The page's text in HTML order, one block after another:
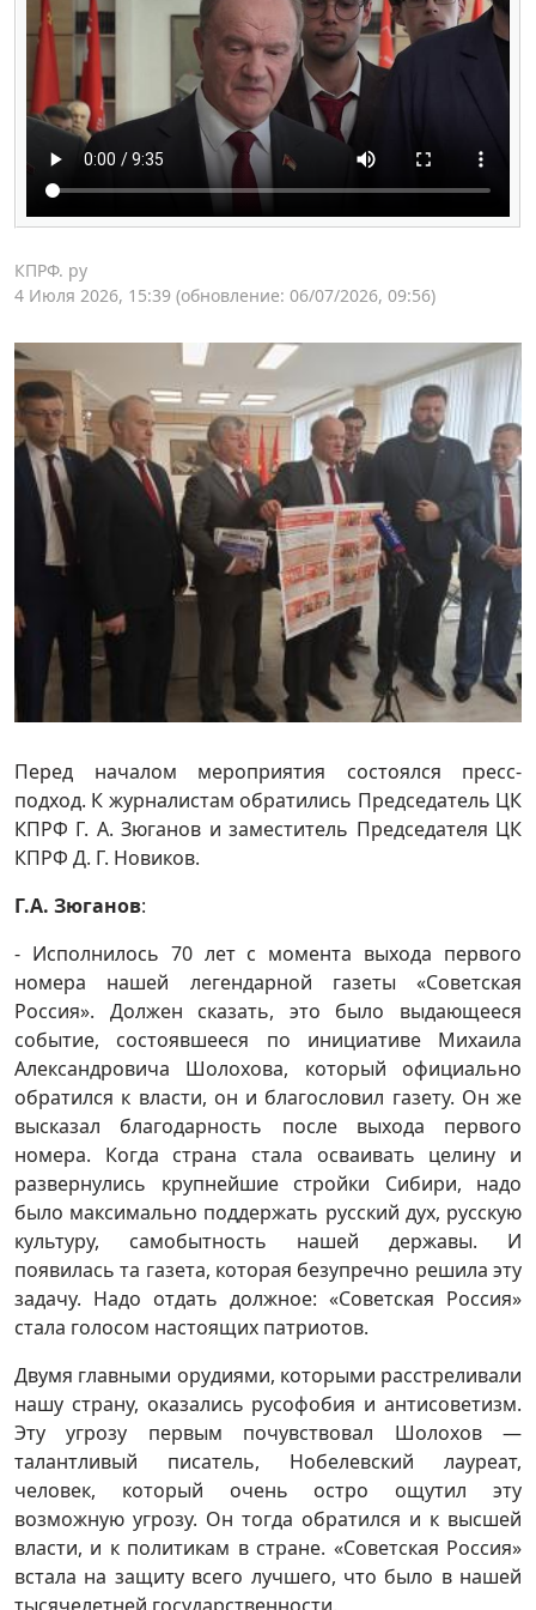
КПРФ. ру
4 Июля 2026, 15:39 (обновление: 06/07/2026, 09:56)
Перед началом мероприятия состоялся пресс-
подход. К журналистам обратились Председатель ЦК
КПРФ Г. А. Зюганов и заместитель Председателя ЦК
КПРФ Д. Г. Новиков.
Г.А. Зюганов:
- Исполнилось 70 лет с момента выхода первого
номера нашей легендарной газеты «Советская
Россия». Должен сказать, это было выдающееся
событие, состоявшееся по инициативе Михаила
Александровича Шолохова, который официально
обратился к власти, он и благословил газету. Он же
высказал благодарность после выхода первого
номера. Когда страна стала осваивать целину и
развернулись крупнейшие стройки Сибири, надо
было максимально поддержать русский дух, русскую
культуру, самобытность нашей державы. И
появилась та газета, которая безупречно решила эту
задачу. Надо отдать должное: «Советская Россия»
стала голосом настоящих патриотов.
Двумя главными орудиями, которыми расстреливали
нашу страну, оказались русофобия и антисоветизм.
Эту угрозу первым почувствовал Шолохов —
талантливый писатель, Нобелевский лауреат,
человек, который очень остро ощутил эту
возможную угрозу. Он тогда обратился и к высшей
власти, и к политикам в стране. «Советская Россия»
встала на защиту всего лучшего, что было в нашей